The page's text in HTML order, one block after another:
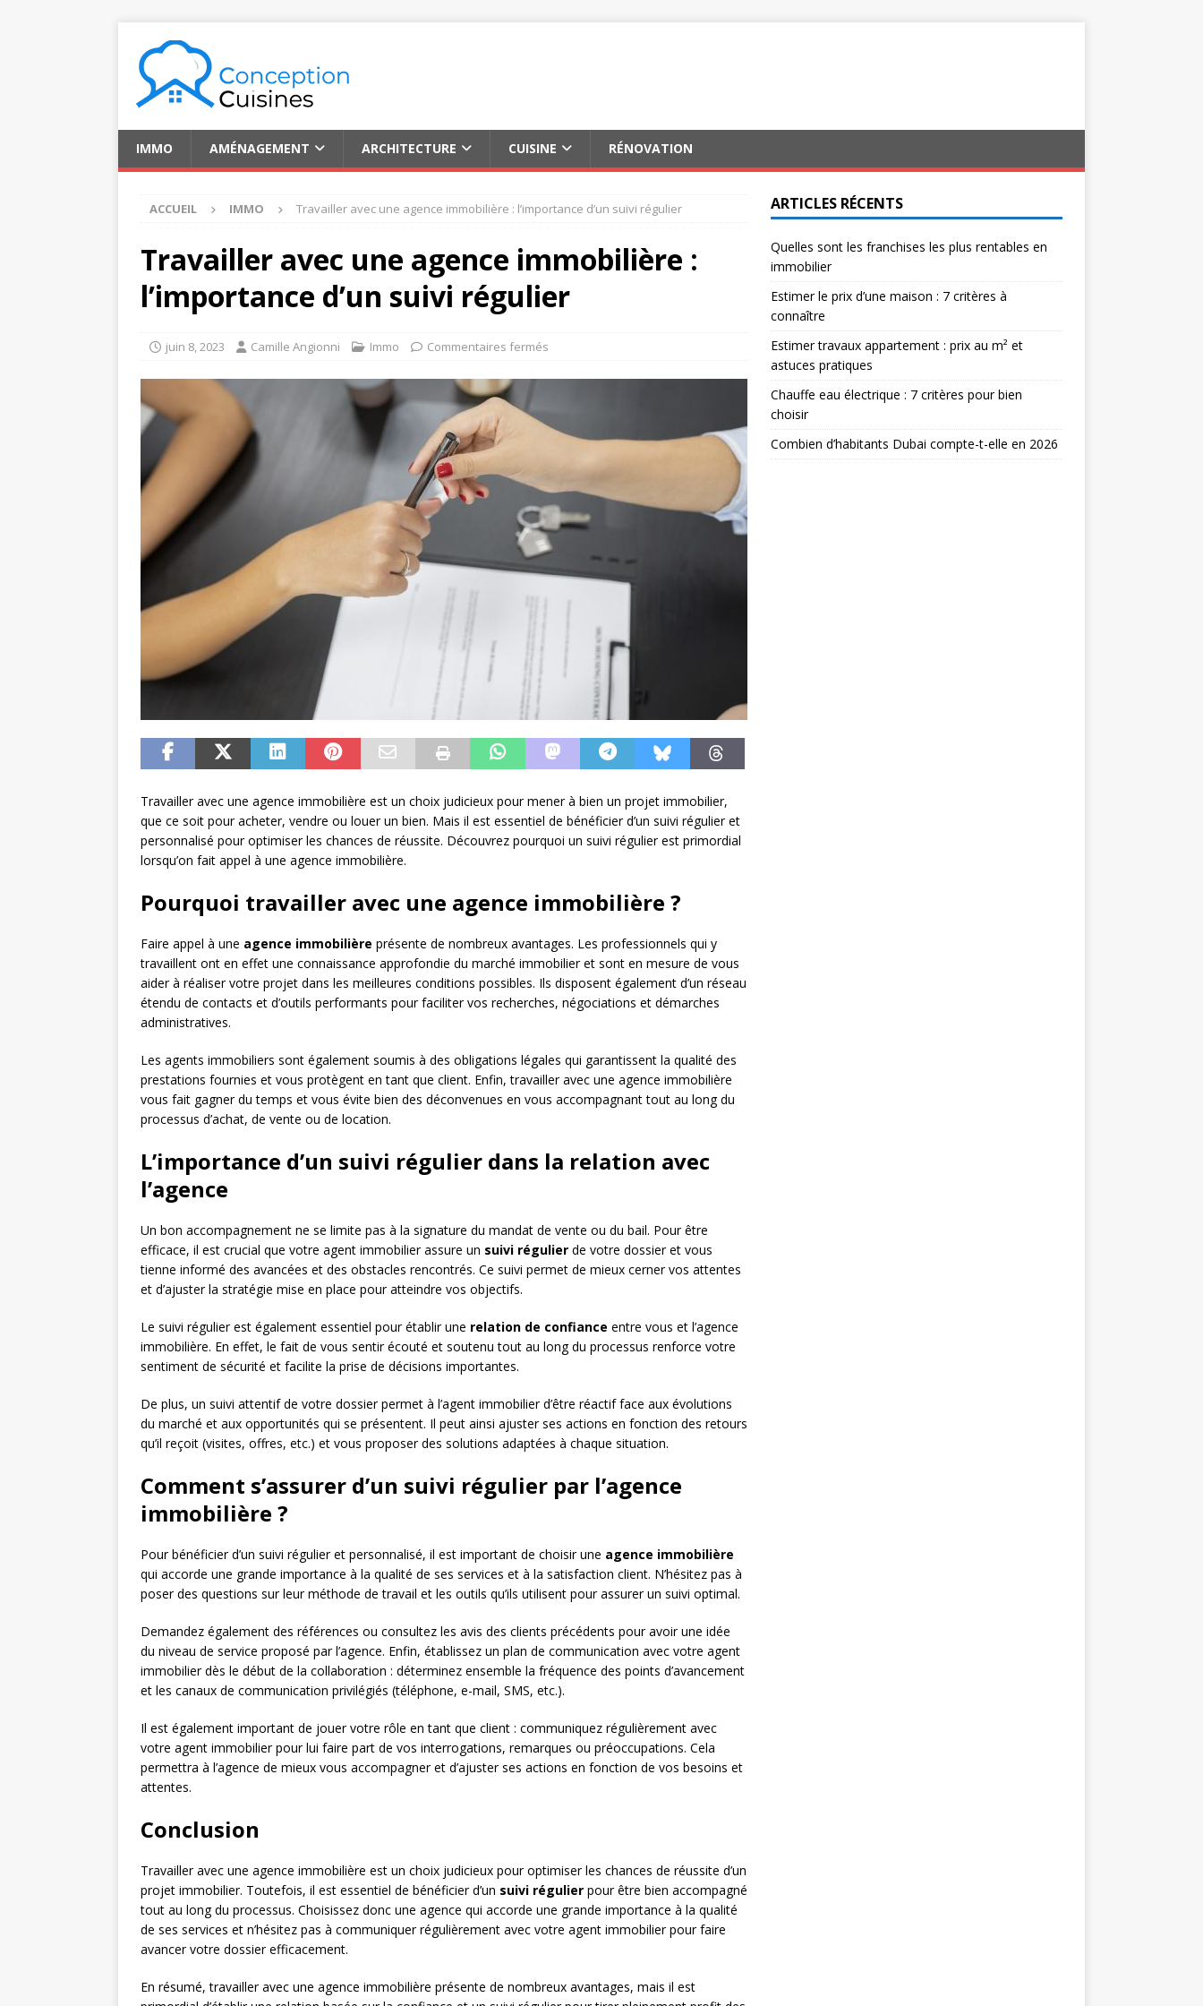
IMMO AMÉNAGEMENT ARCHITECTURE CUISINE RÉNOVATION
ACCUEIL IMMO Travailler avec une agence immobilière : l’importance d’un suivi régulier
Travailler avec une agence immobilière :
l’importance d’un suivi régulier
juin 8, 2023 Camille Angionni Immo Commentaires fermés
Travailler avec une agence immobilière est un choix judicieux pour mener à bien un projet immobilier,
que ce soit pour acheter, vendre ou louer un bien. Mais il est essentiel de bénéficier d’un suivi régulier et
personnalisé pour optimiser les chances de réussite. Découvrez pourquoi un suivi régulier est primordial
lorsqu’on fait appel à une agence immobilière.
Pourquoi travailler avec une agence immobilière ?
Faire appel à une agence immobilière présente de nombreux avantages. Les professionnels qui y
travaillent ont en effet une connaissance approfondie du marché immobilier et sont en mesure de vous
aider à réaliser votre projet dans les meilleures conditions possibles. Ils disposent également d’un réseau
étendu de contacts et d’outils performants pour faciliter vos recherches, négociations et démarches
administratives.
Les agents immobiliers sont également soumis à des obligations légales qui garantissent la qualité des
prestations fournies et vous protègent en tant que client. Enfin, travailler avec une agence immobilière
vous fait gagner du temps et vous évite bien des déconvenues en vous accompagnant tout au long du
processus d’achat, de vente ou de location.
L’importance d’un suivi régulier dans la relation avec
l’agence
Un bon accompagnement ne se limite pas à la signature du mandat de vente ou du bail. Pour être
efficace, il est crucial que votre agent immobilier assure un suivi régulier de votre dossier et vous
tienne informé des avancées et des obstacles rencontrés. Ce suivi permet de mieux cerner vos attentes
et d’ajuster la stratégie mise en place pour atteindre vos objectifs.
Le suivi régulier est également essentiel pour établir une relation de confiance entre vous et l’agence
immobilière. En effet, le fait de vous sentir écouté et soutenu tout au long du processus renforce votre
sentiment de sécurité et facilite la prise de décisions importantes.
De plus, un suivi attentif de votre dossier permet à l’agent immobilier d’être réactif face aux évolutions
du marché et aux opportunités qui se présentent. Il peut ainsi ajuster ses actions en fonction des retours
qu’il reçoit (visites, offres, etc.) et vous proposer des solutions adaptées à chaque situation.
Comment s’assurer d’un suivi régulier par l’agence
immobilière ?
Pour bénéficier d’un suivi régulier et personnalisé, il est important de choisir une agence immobilière
qui accorde une grande importance à la qualité de ses services et à la satisfaction client. N’hésitez pas à
poser des questions sur leur méthode de travail et les outils qu’ils utilisent pour assurer un suivi optimal.
Demandez également des références ou consultez les avis des clients précédents pour avoir une idée
du niveau de service proposé par l’agence. Enfin, établissez un plan de communication avec votre agent
immobilier dès le début de la collaboration : déterminez ensemble la fréquence des points d’avancement
et les canaux de communication privilégiés (téléphone, e-mail, SMS, etc.).
Il est également important de jouer votre rôle en tant que client : communiquez régulièrement avec
votre agent immobilier pour lui faire part de vos interrogations, remarques ou préoccupations. Cela
permettra à l’agence de mieux vous accompagner et d’ajuster ses actions en fonction de vos besoins et
attentes.
Conclusion
Travailler avec une agence immobilière est un choix judicieux pour optimiser les chances de réussite d’un
projet immobilier. Toutefois, il est essentiel de bénéficier d’un suivi régulier pour être bien accompagné
tout au long du processus. Choisissez donc une agence qui accorde une grande importance à la qualité
de ses services et n’hésitez pas à communiquer régulièrement avec votre agent immobilier pour faire
avancer votre dossier efficacement.
En résumé, travailler avec une agence immobilière présente de nombreux avantages, mais il est
ARTICLES RÉCENTS
Quelles sont les franchises les plus rentables en
immobilier
Estimer le prix d’une maison : 7 critères à
connaître
Estimer travaux appartement : prix au m² et
astuces pratiques
Chauffe eau électrique : 7 critères pour bien
choisir
Combien d’habitants Dubai compte-t-elle en 2026